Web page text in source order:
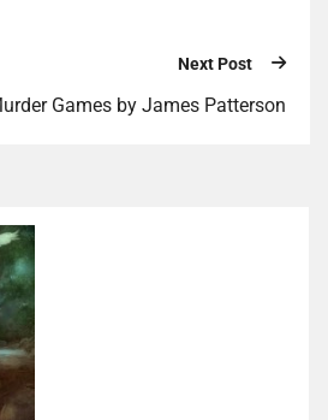
Next Post
Games by James Patterson